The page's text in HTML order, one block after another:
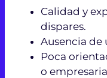
Calidad y
dispares.
Ausencia
Poca
o